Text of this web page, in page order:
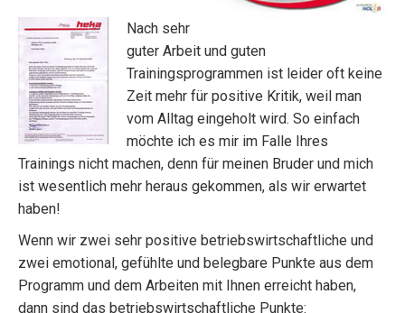
Nach sehr
guter Arbeit und guten
Trainingsprogrammen ist leider oft keine
Zeit mehr für positive Kritik, weil man
vom Alltag eingeholt wird. So einfach
möchte ich es mir im Falle Ihres
Trainings nicht machen, denn für meinen Bruder und mich
ist wesentlich mehr heraus gekommen, als wir erwartet
haben!
Wenn wir zwei sehr positive betriebswirtschaftliche und
zwei emotional, gefühlte und belegbare Punkte aus dem
Programm und dem Arbeiten mit Ihnen erreicht haben,
dann sind das betriebswirtschaftliche Punkte: